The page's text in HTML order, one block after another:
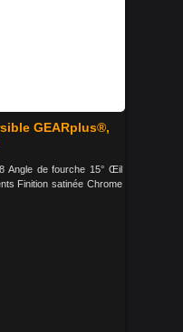
GEARplus®,
Angle de fourche 15° Œil
Finition satinée Chrome